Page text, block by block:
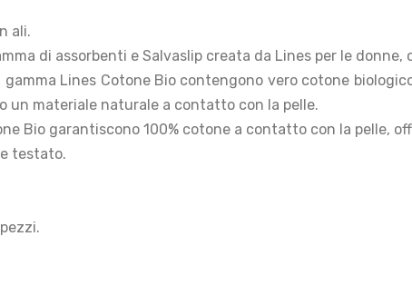
ali.
di assorbenti e Salvaslip creata da Lines per le
Lines Cotone Bio contengono vero cotone
un materiale naturale a contatto con la pelle.
Bio garantiscono 100% cotone a contatto con la pelle,
testato.